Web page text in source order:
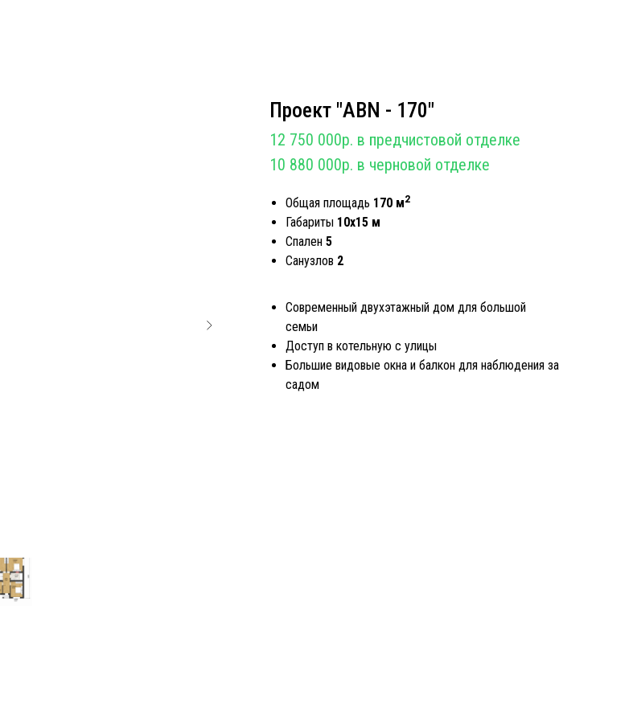
Проект "АBN - 170"
12 750 000р. в предчистовой отделке
10 880 000р. в черновой отделке
Общая площадь 170 м2
Габариты 10х15 м
Спален 5
Санузлов 2
Современный двухэтажный дом для большой
семьи
Доступ в котельную с улицы
Большие видовые окна и балкон для наблюдения за
садом